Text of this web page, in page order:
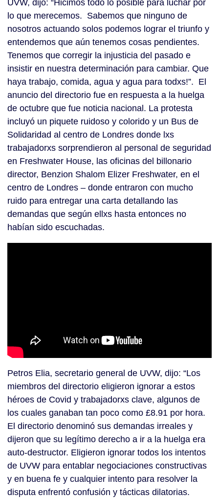
UVW, dijo: “Hicimos todo lo posible para luchar por
lo que merecemos. Sabemos que ninguno de
nosotros actuando solos podemos lograr el triunfo y
entendemos que aún tenemos cosas pendientes.
Tenemos que corregir la injusticia del pasado e
insistir en nuestra determinación para cambiar. Que
haya trabajo, comida, agua y agua para todxs!”. El
anuncio del directorio fue en respuesta a la huelga
de octubre que fue noticia nacional. La protesta
incluyó un piquete ruidoso y colorido y un Bus de
Solidaridad al centro de Londres donde lxs
trabajadorxs sorprendieron al personal de seguridad
en Freshwater House, las oficinas del billonario
director, Benzion Shalom Elizer Freshwater, en el
centro de Londres – donde entraron con mucho
ruido para entregar una carta detallando las
demandas que según ellxs hasta entonces no
habían sido escuchadas.
Petros Elia, secretario general de UVW, dijo: “Los
miembros del directorio eligieron ignorar a estos
héroes de Covid y trabajadorxs clave, algunos de
los cuales ganaban tan poco como £8.91 por hora.
El directorio denominó sus demandas irreales y
dijeron que su legítimo derecho a ir a la huelga era
auto-destructor. Eligieron ignorar todos los intentos
de UVW para entablar negociaciones constructivas
y en buena fe y cualquier intento para resolver la
disputa enfrentó confusión y tácticas dilatorias.